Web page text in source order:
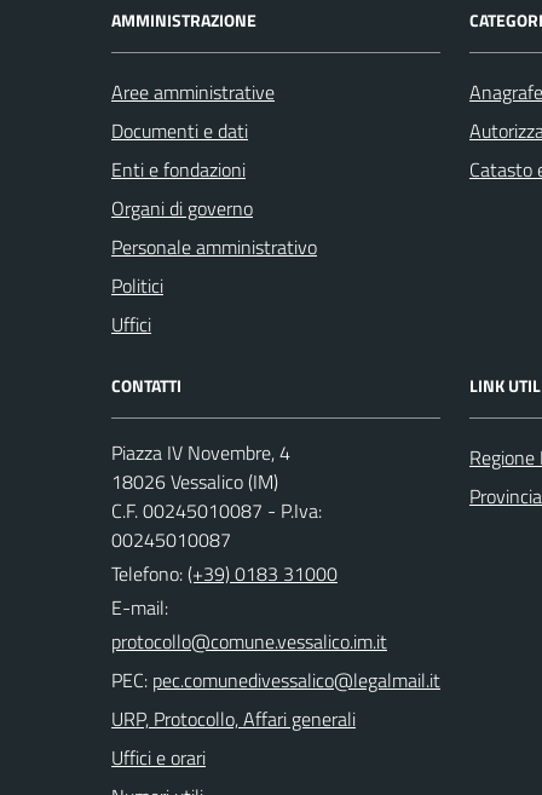
AMMINISTRAZIONE
Aree amministrative
Documenti e dati
Enti e fondazioni
Organi di governo
Personale amministrativo
Politici
Uffici
Catasto
CONTATTI
Piazza IV Novembre, 4
18026 Vessalico (IM)
C.F. 00245010087 - P.Iva:
00245010087
Telefono:(+39) 0183 31000
E-mail:
PEC:
URP, Protocollo, Affari generali
Uffici e orari
LINK
Regione